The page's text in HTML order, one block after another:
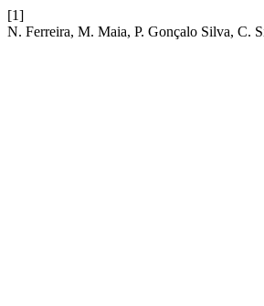
[1]
N. Ferreira, M. Maia, P. Gonçalo Silva, C.